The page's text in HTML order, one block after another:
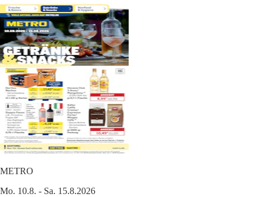
METRO
Mo. 10.8. - Sa. 15.8.2026